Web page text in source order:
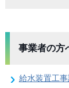
事業者の方
給水装置工